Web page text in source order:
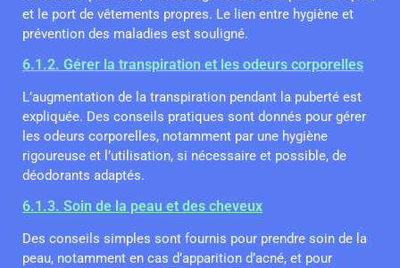
et le port de vêtements propres. Le lien entre hygiène et
prévention des maladies est souligné.
6.1.2. Gérer la transpiration et les odeurs corporelles
L’augmentation de la transpiration pendant la puberté est
expliquée. Des conseils pratiques sont donnés pour gérer
les odeurs corporelles, notamment par une hygiène
rigoureuse et l’utilisation, si nécessaire et possible, de
déodorants adaptés.
6.1.3. Soin de la peau et des cheveux
Des conseils simples sont fournis pour prendre soin de la
peau, notamment en cas d’apparition d’acné, et pour